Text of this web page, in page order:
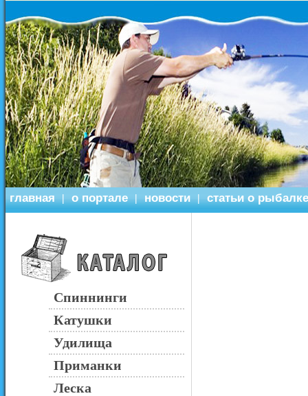
главная | о портале | новости | статьи о рыбалке
Спиннинги
Катушки
Удилища
Приманки
Леска